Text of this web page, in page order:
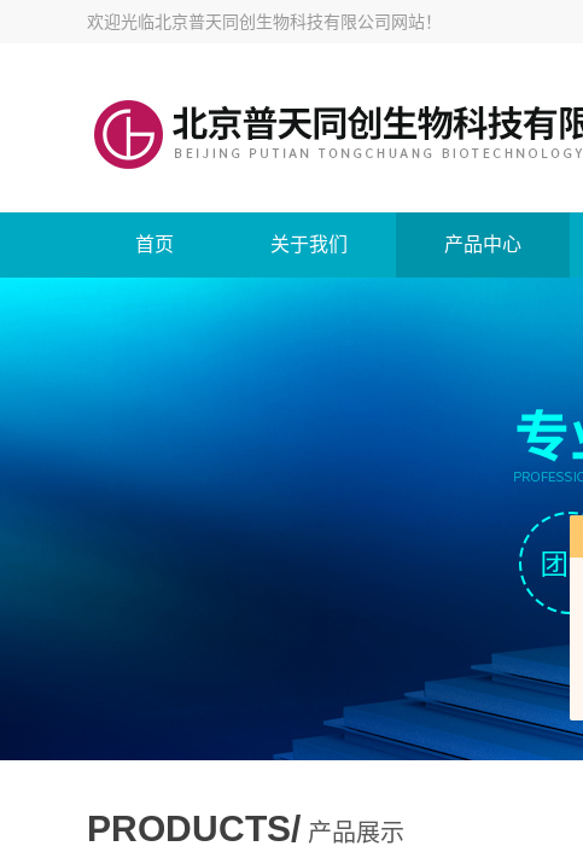
欢迎光临北京普天同创生物科技有限公司网站！
首页 关于我们 产品中心
PRODUCTS/ 产品展示